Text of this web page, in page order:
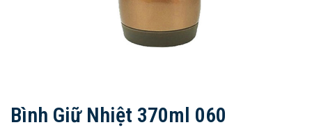
Bình Giữ Nhiệt 370ml 060